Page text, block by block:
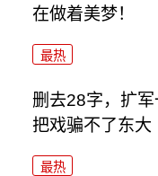
在做着美梦！
最热
删去28字，扩
把戏骗不了东大
最热